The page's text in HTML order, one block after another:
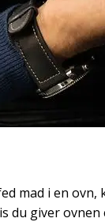
mad i en ovn,
du giver